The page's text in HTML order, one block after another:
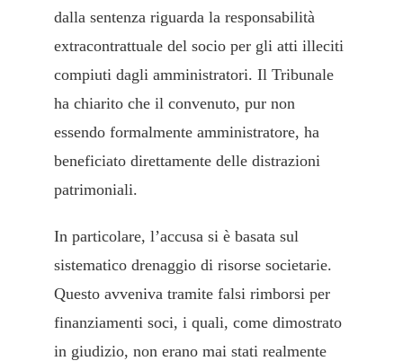
dalla sentenza riguarda la responsabilità
extracontrattuale del socio per gli atti illeciti
compiuti dagli amministratori. Il Tribunale
ha chiarito che il convenuto, pur non
essendo formalmente amministratore, ha
beneficiato direttamente delle distrazioni
patrimoniali.
In particolare, l’accusa si è basata sul
sistematico drenaggio di risorse societarie.
Questo avveniva tramite falsi rimborsi per
finanziamenti soci, i quali, come dimostrato
in giudizio, non erano mai stati realmente